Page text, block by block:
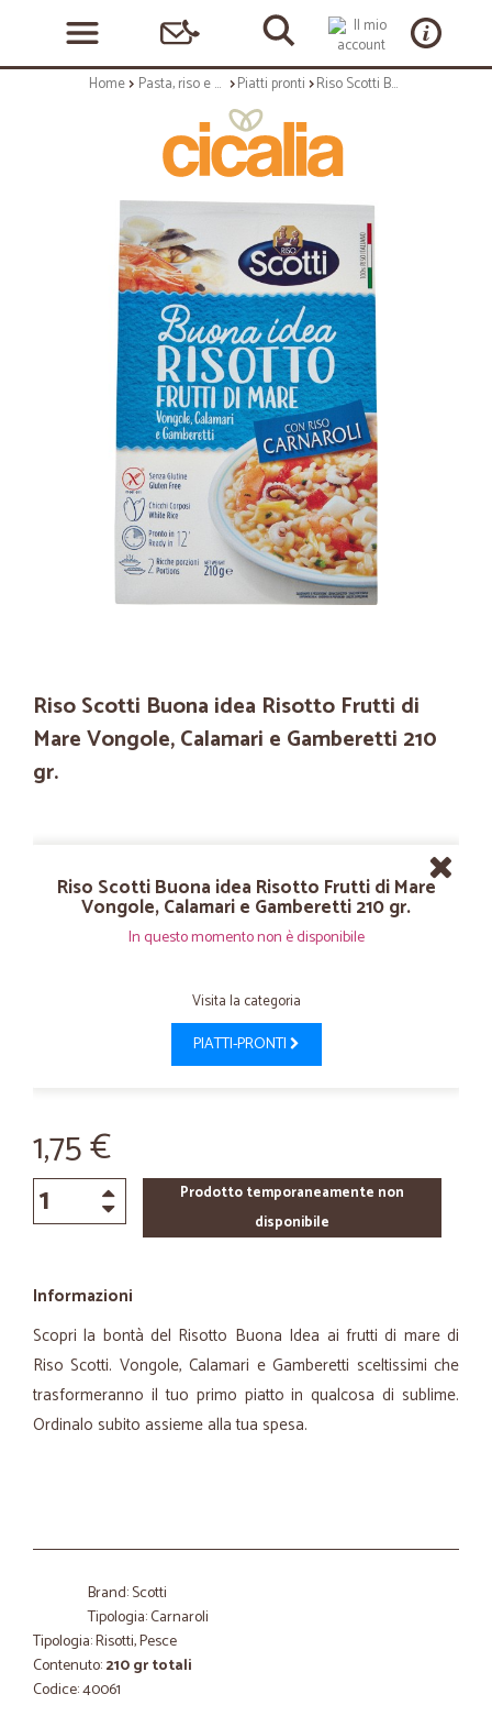
Home Pasta, riso e cerali Piatti pronti Riso Scotti Buona idea Risotto Frutti di Mare Vongole, Calamari e Gamberetti 210 gr.
Riso Scotti Buona idea Risotto Frutti di
Mare Vongole, Calamari e Gamberetti 210
gr.
Riso Scotti Buona idea Risotto Frutti di Mare
Vongole, Calamari e Gamberetti 210 gr.
In questo momento non è disponibile
Visita la categoria
PIATTI-PRONTI
1,75 €
Prodotto temporaneamente non
disponibile
Informazioni
Scopri la bontà del Risotto Buona Idea ai frutti di mare di
Riso Scotti. Vongole, Calamari e Gamberetti sceltissimi che
trasformeranno il tuo primo piatto in qualcosa di sublime.
Ordinalo subito assieme alla tua spesa.
Brand: Scotti
Tipologia: Carnaroli
Tipologia: Risotti, Pesce
Contenuto:210 gr totali
Codice: 40061